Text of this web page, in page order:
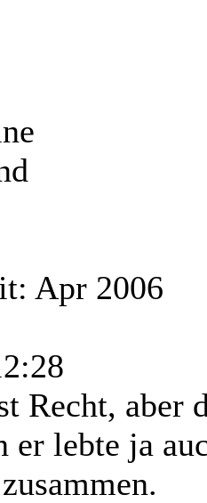
Apr 2006
Recht, aber
er lebte ja